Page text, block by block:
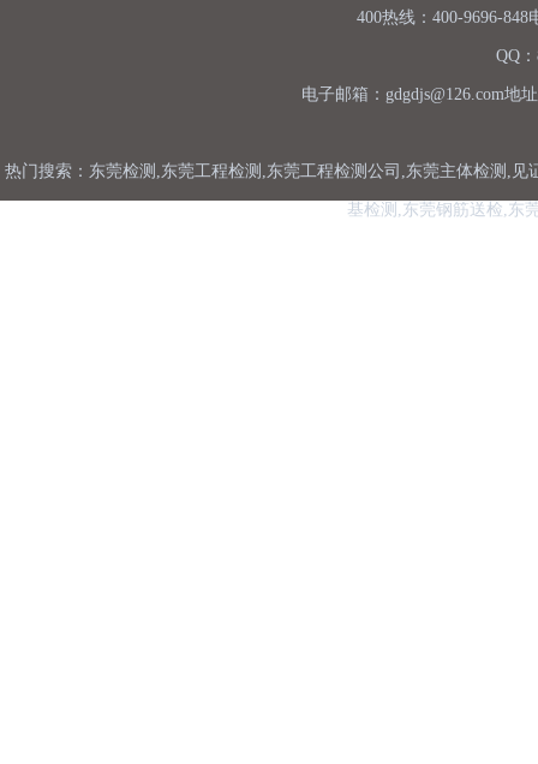
400热线：400-9696-848
QQ
电子邮箱：gdgdjs@126.com地
热门搜索：东莞检测,东莞工程检测,东莞工程检测公司,东莞主体检测,
基检测,东莞钢筋送检,东